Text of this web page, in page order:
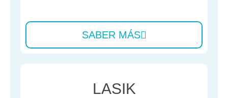
SABER MÁS
LASIK